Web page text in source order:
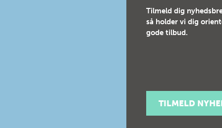
Tilmeld dig
så holder vi dig
gode tilbud.
TILMELD